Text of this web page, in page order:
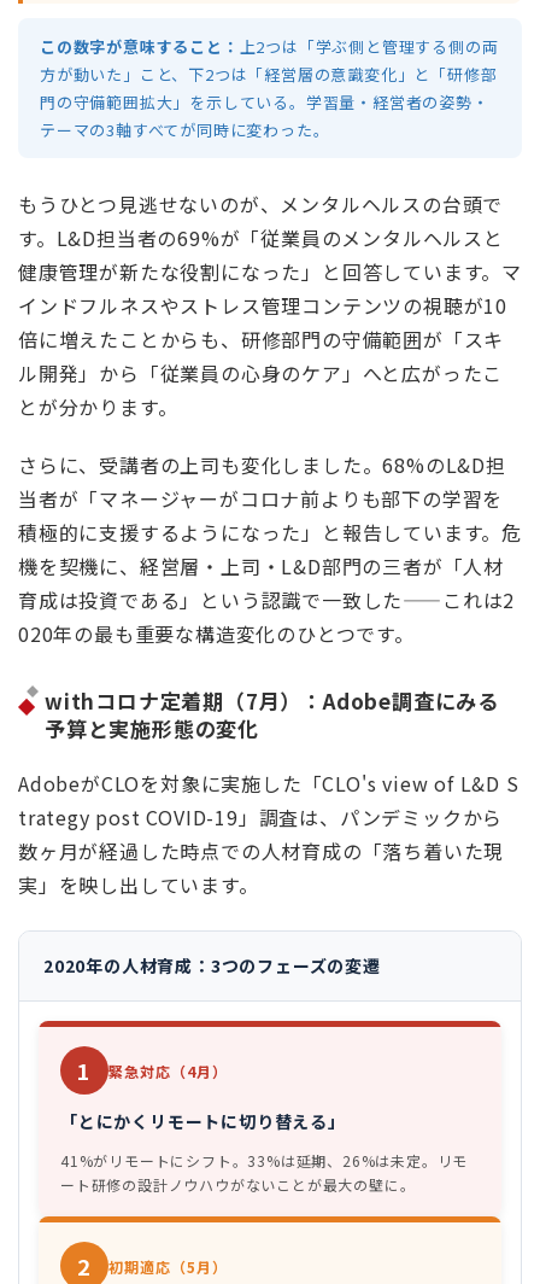
この数字が意味すること： 上2つは「学ぶ側と管理する側の両
方が動いた」こと、下2つは「経営層の意識変化」と「研修部
門の守備範囲拡大」を示している。学習量・経営者の姿勢・
テーマの3軸すべてが同時に変わった。
もうひとつ見逃せないのが、メンタルヘルスの台頭で
す。L&D担当者の69%が「従業員のメンタルヘルスと
健康管理が新たな役割になった」と回答しています。マ
インドフルネスやストレス管理コンテンツの視聴が10
倍に増えたことからも、研修部門の守備範囲が「スキ
ル開発」から「従業員の心身のケア」へと広がったこ
とが分かります。
さらに、受講者の上司も変化しました。68%のL&D担
当者が「マネージャーがコロナ前よりも部下の学習を
積極的に支援するようになった」と報告しています。危
機を契機に、経営層・上司・L&D部門の三者が「人材
育成は投資である」という認識で一致した——これは2
020年の最も重要な構造変化のひとつです。
withコロナ定着期（7月）：Adobe調査にみる
予算と実施形態の変化
AdobeがCLOを対象に実施した「CLO's view of L&D S
trategy post COVID-19」調査は、パンデミックから
数ヶ月が経過した時点での人材育成の「落ち着いた現
実」を映し出しています。
2020年の人材育成：3つのフェーズの変遷
1 緊急対応（4月）
「とにかくリモートに切り替える」
41%がリモートにシフト。33%は延期、26%は未定。リモ
ート研修の設計ノウハウがないことが最大の壁に。
2 初期適応（5月）